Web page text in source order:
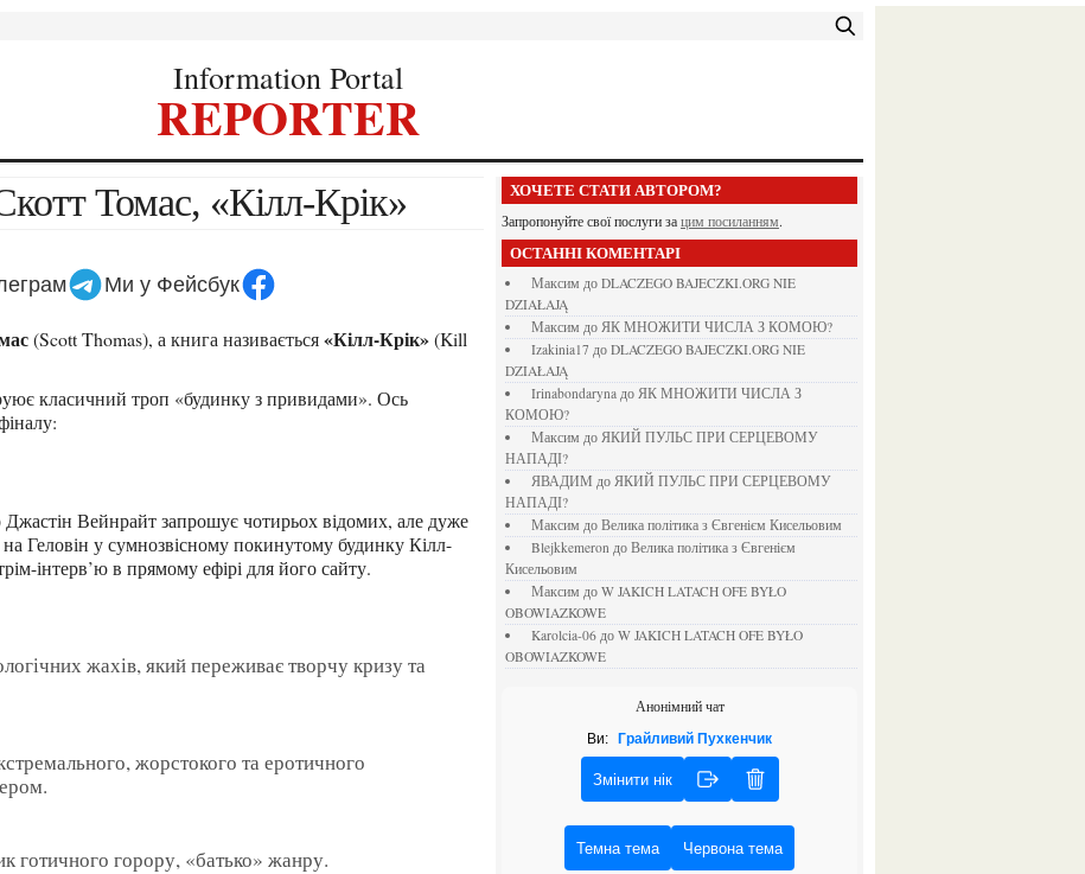
Information Portal
REPORTER
Томас, «Кілл-Крік»
Ми у Фейсбук
(Scott Thomas), а книга називається«Кілл-Крік»(Kill
на Геловін у сумнозвісному покинутому будинку Кілл-
інтерв’ю в прямому ефірі для його сайту.
жахів, який переживає творчу кризу та
жорстокого та еротичного
готичного горору, «батько» жанру.
ХОЧЕТЕ СТАТИ АВТОРОМ?
Запропонуйте свої послуги за цим посиланням.
ОСТАННІ КОМЕНТАРІ
Максим до DLACZEGO BAJECZKI.ORG NIE
DZIAŁAJĄ
Максим до ЯК МНОЖИТИ ЧИСЛА З КОМОЮ?
izakinia17 до DLACZEGO BAJECZKI.ORG NIE
DZIAŁAJĄ
irinabondarynaдо ЯК МНОЖИТИ ЧИСЛА З
КОМОЮ?
Максим до ЯКИЙ ПУЛЬС ПРИ СЕРЦЕВОМУ
НАПАДІ?
ЯВАДИМ до ЯКИЙ ПУЛЬС ПРИ СЕРЦЕВОМУ
НАПАДІ?
Максим до Велика політика з Євгенієм Кисельовим
blejkkemeronдо Велика політика з Євгенієм
Кисельовим
Максим до W JAKICH LATACH OFE BYŁO
OBOWIAZKOWE
karolcia-06до W JAKICH LATACH OFE BYŁO
OBOWIAZKOWE
Анонімний чат
Ви: Грайливий Пухкенчик
Змінити нік
Темна тема Червона тема